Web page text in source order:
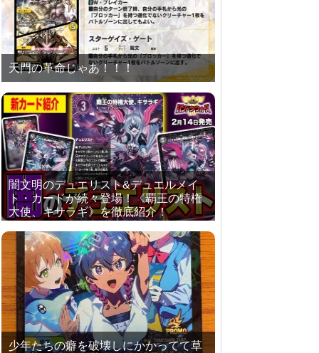
天門の革命じゃあ！！！
闇文明のデュエリスト&デュエルメイ
ト・カードが続々登場！《覇王の特権
大使、キサラギ》を徹底紹介！
少年たちの癖を破壊しにかかってて草